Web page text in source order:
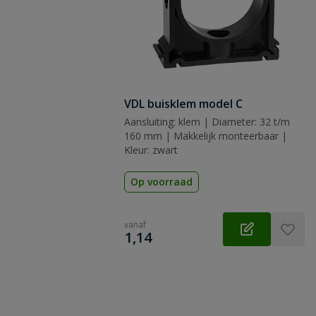
VDL buisklem model C
Aansluiting: klem | Diameter: 32 t/m
160 mm | Makkelijk monteerbaar |
Kleur: zwart
Op voorraad
vanaf
€
1,14